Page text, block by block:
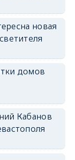
новая
домов
Кабанов